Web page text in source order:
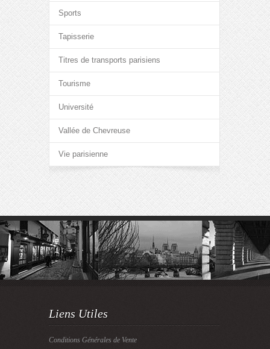
Sports
Tapisserie
Titres de transports parisiens
Tourisme
Université
Vallée de Chevreuse
Vie parisienne
Liens Utiles
Conditions Générales de Vente